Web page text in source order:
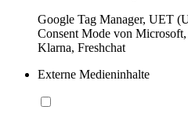
Google Tag Manager, UET
Consent Mode von
Klarna, Freshchat
Externe Medieninhalte